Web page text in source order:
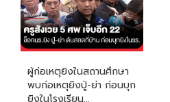
ผู้ก่อเหตุยิงในสถานศึกษา
พบก่อเหตุยิงปู่-ย่า ก่อนบุก
ยิงในโรงเรียน...